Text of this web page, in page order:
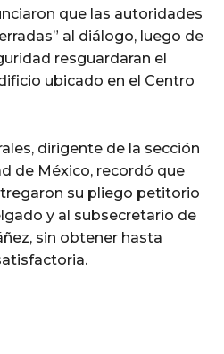
que las autoridades
al diálogo, luego de
resguardaran el
ubicado en el Centro
dirigente de la sección
de México, recordó que
su pliego petitorio
y al subsecretario de
sin obtener hasta